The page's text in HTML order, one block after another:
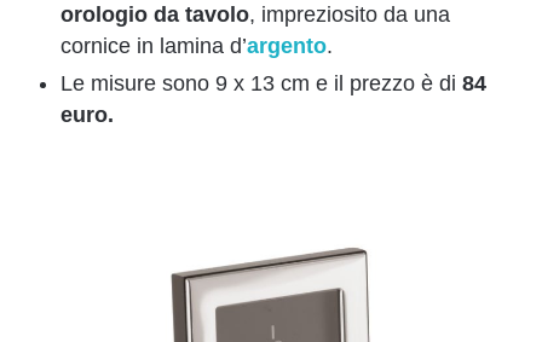
orologio da tavolo, impreziosito da una
cornice in lamina d’argento.
Le misure sono 9 x 13 cm e il prezzo è di 84
euro.